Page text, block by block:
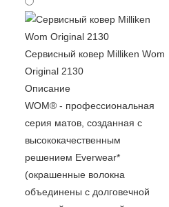
Сервисный ковер Milliken Wom
Original 2130
Описание
WOM® - профессиональная
серия матов, созданная с
высококачественным
решением Everwear*
(окрашенные волокна
объединены с долговечной